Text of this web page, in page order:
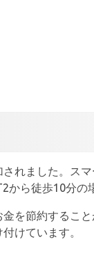
れました。ス
ら徒歩10分の
を節約するこ
けています。